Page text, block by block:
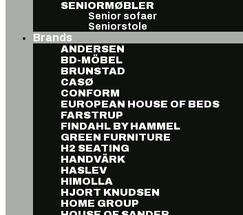
SENIORMØBLER
Senior sofaer
Seniorstole
Brands
ANDERSEN
BD-MÖBEL
BRUNSTAD
CASØ
CONFORM
EUROPEAN HOUSE OF BEDS
FARSTRUP
FINDAHL BY HAMMEL
GREEN FURNITURE
H2 SEATING
HANDVÄRK
HASLEV
HIMOLLA
HJORT KNUDSEN
HOME GROUP